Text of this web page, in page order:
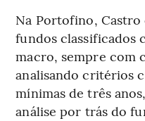
Na Portofino,
fundos classificados
macro, sempre com
analisando critérios
mínimas de três
análise por trás do